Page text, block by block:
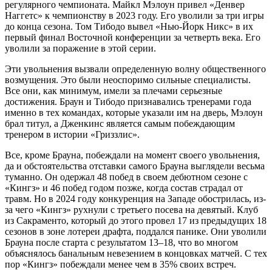
регулярного чемпионата. Майкл Мэлоун привел «Денвер
Наггетс» к чемпионству в 2023 году. Его уволили за три игры
до конца сезона. Том Тибодо вывел «Нью-Йорк Никс» в их
первый финал Восточной конференции за четверть века. Его
уволили за поражение в этой серии.
Эти увольнения вызвали определенную волну общественного
возмущения. Это были неоспоримо сильные специалисты.
Все они, как минимум, имели за плечами серьезные
достижения. Браун и Тибодо признавались тренерами года
именно в тех командах, которые указали им на дверь, Мэлоун
брал титул, а Дженкинс является самым побеждающим
тренером в истории «Гриззлис».
Все, кроме Брауна, побеждали на момент своего увольнения,
да и обстоятельства отставки самого Брауна выглядели весьма
туманно. Он одержал 48 побед в своем дебютном сезоне с
«Кингз» и 46 побед годом позже, когда состав страдал от
травм. Но в 2024 году конкуренция на Западе обострилась, из-
за чего «Кингз» рухнули с третьего посева на девятый. Клуб
из Сакраменто, который до этого провел 17 из предыдущих 18
сезонов в зоне лотереи драфта, поддался панике. Они уволили
Брауна после старта с результатом 13–18, что во многом
объяснялось банальным невезением в концовках матчей. С тех
пор «Кингз» побеждали менее чем в 35% своих встреч.